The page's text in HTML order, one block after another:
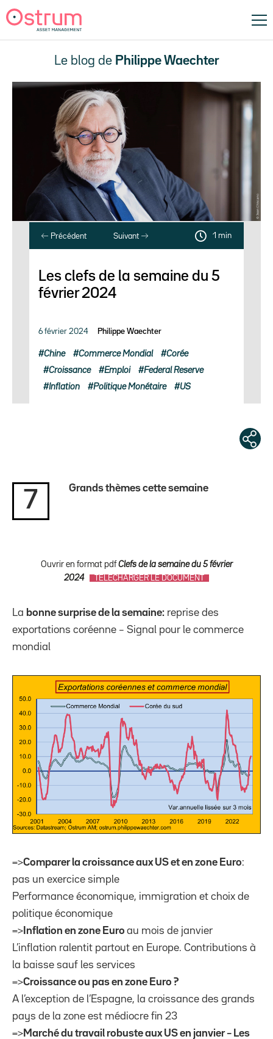
Le blog de Philippe Waechter
Précédent Suivant 1 min
Les clefs de la semaine du 5
février 2024
6 février 2024 Philippe Waechter
Chine Commerce Mondial Corée
Croissance Emploi Federal Reserve
Inflation Politique Monétaire US
7
Grands thèmes cette semaine
Ouvrir en format pdfClefs de la semaine du 5 février
2024
TÉLÉCHARGER LE DOCUMENT
La bonne surprise de la semaine: reprise des
exportations coréenne – Signal pour le commerce
mondial
=>Comparer la croissance aux US et en zone Euro:
pas un exercice simple
Performance économique, immigration et choix de
politique économique
=> Inflation en zone Euro au mois de janvier
L’inflation ralentit partout en Europe. Contributions à
la baisse sauf les services
=>Croissance ou pas en zone Euro ?
A l’exception de l’Espagne, la croissance des grands
pays de la zone est médiocre fin 23
=>Marché du travail robuste aux US en janvier – Les